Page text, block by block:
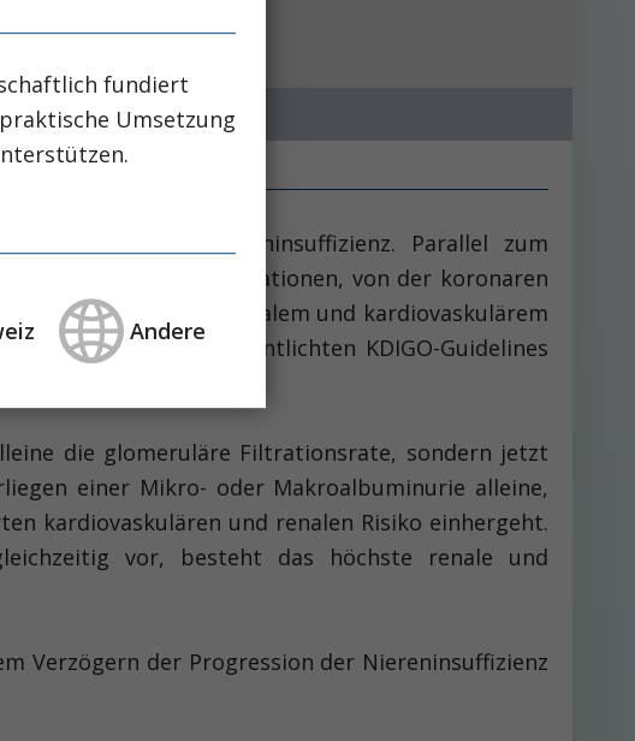
Niereninsuffizienz. Parallel zum
Komplikationen, von der koronaren
zwischen renalem und kardiovaskulärem
den kürzlich veröffentlichten KDIGO-Guidelines
die glomeruläre Filtrationsrate, sondern jetzt
einer Mikro- oder Makroalbuminurie alleine,
kardiovaskulären und renalen Risiko einhergeht.
vor, besteht das höchste renale und
Verzögern der Progression der Niereninsuffizienz
fundiert
Umsetzung
Andere